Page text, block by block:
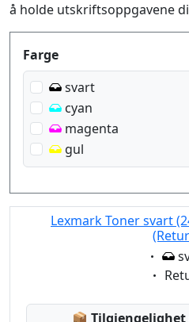
å holde utskriftsoppgavene
Produktfilter
Farge
svart
cyan
magenta
gul
Lexmark Toner svart
📦 Lagerstatus: